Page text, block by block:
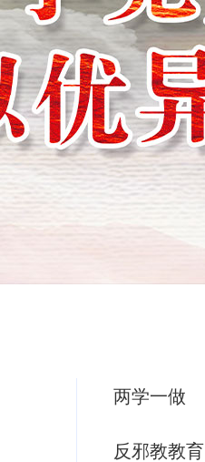
两学一做
反邪教教育